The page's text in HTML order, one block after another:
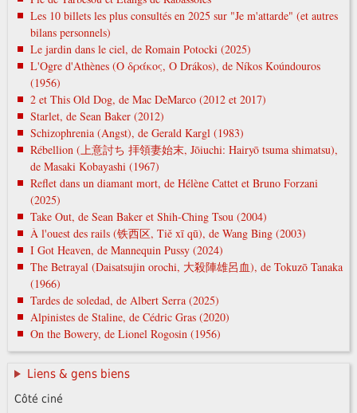
Les 10 billets les plus consultés en 2025 sur "Je m'attarde" (et autres
bilans personnels)
Le jardin dans le ciel, de Romain Potocki (2025)
L'Ogre d'Athènes (Ο δράκος, O Drákos), de Níkos Koúndouros
(1956)
2 et This Old Dog, de Mac DeMarco (2012 et 2017)
Starlet, de Sean Baker (2012)
Schizophrenia (Angst), de Gerald Kargl (1983)
Rébellion (上意討ち 拝領妻始末, Jōiuchi: Hairyō tsuma shimatsu),
de Masaki Kobayashi (1967)
Reflet dans un diamant mort, de Hélène Cattet et Bruno Forzani
(2025)
Take Out, de Sean Baker et Shih-Ching Tsou (2004)
À l'ouest des rails (铁西区, Tiě xī qū), de Wang Bing (2003)
I Got Heaven, de Mannequin Pussy (2024)
The Betrayal (Daisatsujin orochi, 大殺陣雄呂血), de Tokuzō Tanaka
(1966)
Tardes de soledad, de Albert Serra (2025)
Alpinistes de Staline, de Cédric Gras (2020)
On the Bowery, de Lionel Rogosin (1956)
Liens & gens biens
Côté ciné